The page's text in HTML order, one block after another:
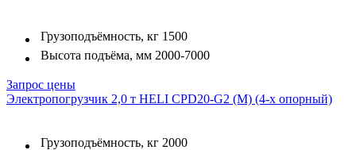
Грузоподъёмность, кг 1500
Высота подъёма, мм 2000-7000
Запрос цены
Электропогрузчик 2,0 т HELI CPD20-G2 (M) (4-х опорный)
Грузоподъёмность, кг 2000